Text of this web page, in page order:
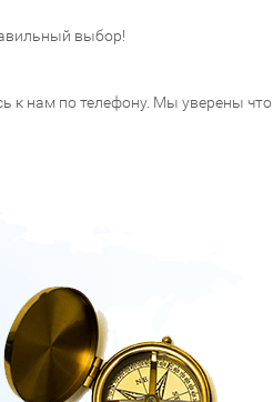
выбор!
к нам по телефону. Мы уверены что